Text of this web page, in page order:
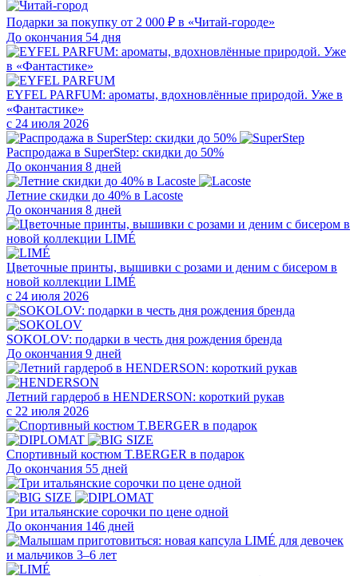
Подарки за покупку от 2 000 ₽ в «Читай-городе»
До окончания 54 дня
EYFEL PARFUM: ароматы, вдохновлённые природой. Уже в
«Фантастике»
с 24 июля 2026
Распродажа в SuperStep: скидки до 50%
До окончания 8 дней
Летние скидки до 40% в Lacoste
До окончания 8 дней
Цветочные принты, вышивки с розами и деним с бисером в
новой коллекции LIMÉ
с 24 июля 2026
SOKOLOV: подарки в честь дня рождения бренда
До окончания 9 дней
Летний гардероб в HENDERSON: короткий рукав
с 22 июля 2026
Cпортивный костюм T.BERGER в подарок
До окончания 55 дней
Три итальянские сорочки по цене одной
До окончания 146 дней